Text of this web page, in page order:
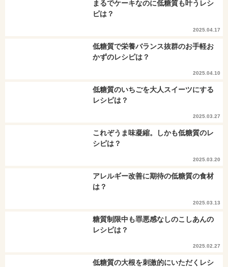
まるでケーキなのに低糖質も叶うレシ
ピは？
2025.04.17
低糖質で栄養バランス抜群のお手軽お
かずのレシピは？
2025.04.10
低糖質のいちごを大人スイーツにする
レシピは？
2025.03.27
これぞうま味凝縮。しかも低糖質のレ
シピは？
2025.03.20
アレルギー改善に期待の低糖質の食材
は？
2025.03.13
糖質制限中も罪悪感なしのこしあんの
レシピは？
2025.02.27
低糖質の大根を刺激的にいただくレシ